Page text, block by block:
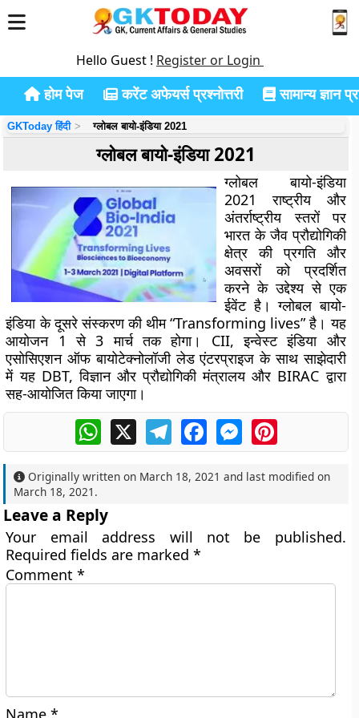
Hello Guest ! Register or Login
होम पेज करेंट अफेयर्स प्रश्नोत्तरी सामान्य ज्ञान
GKToday हिंदी ग्लोबल बायो-इंडिया 2021
ग्लोबल बायो-इंडिया 2021
ग्लोबल बायो-इंडिया
2021 राष्ट्रीय और
अंतर्राष्ट्रीय स्तरों पर
भारत के जैव प्रौद्योगिकी
क्षेत्र की प्रगति और
अवसरों को प्रदर्शित
करने के उद्देश्य से एक
ईवेंट है। ग्लोबल बायो-
इंडिया के दूसरे संस्करण की थीम “Transforming lives” है। यह
आयोजन 1 से 3 मार्च तक होगा। CII, इन्वेस्ट इंडिया और
एसोसिएशन ऑफ बायोटेक्नोलॉजी लेड एंटरप्राइज के साथ साझेदारी
में यह DBT, विज्ञान और प्रौद्योगिकी मंत्रालय और BIRAC द्वारा
सह-आयोजित किया जाएगा।
WhatsApp
X TelegramFacebookMessengerPinterest
Originally written on March 18, 2021 and last modified on
March 18, 2021 .
Leave a Reply
Your email address will not be published.
Required fields are marked*
Comment*
Name*